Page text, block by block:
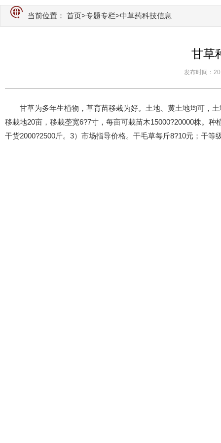
当前位置： 首页>专题专栏>中草药科技信息
甘草
发布时间：
甘草为多年生植物，草育苗移栽为好。土地、黄土地均可，
移栽地20亩，移栽垄宽6?7寸，每亩可栽苗木15000?20000株。
干货2000?2500斤。3）市场指导价格。干毛草每斤8?10元；干等